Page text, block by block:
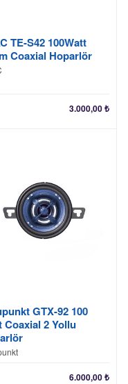
TE-S42 100Watt
Coaxial Hoparlör
3.000,00₺
GTX-92 100
Coaxial 2 Yollu
6.000,00₺